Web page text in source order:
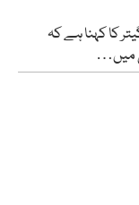
کا کہنا ہے کہ
میں…